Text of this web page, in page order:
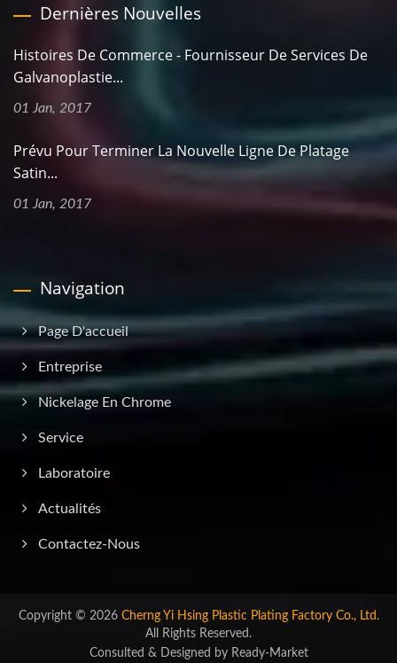
Dernières Nouvelles
Histoires De Commerce - Fournisseur De Services De
Galvanoplastie...
01 Jan, 2017
Prévu Pour Terminer La Nouvelle Ligne De Platage
Satin...
01 Jan, 2017
Navigation
Page D'accueil
Entreprise
Nickelage En Chrome
Service
Laboratoire
Actualités
Contactez-Nous
Copyright © 2026 Cherng Yi Hsing Plastic Plating Factory Co., Ltd.
All Rights Reserved.
Consulted & Designed by Ready-Market